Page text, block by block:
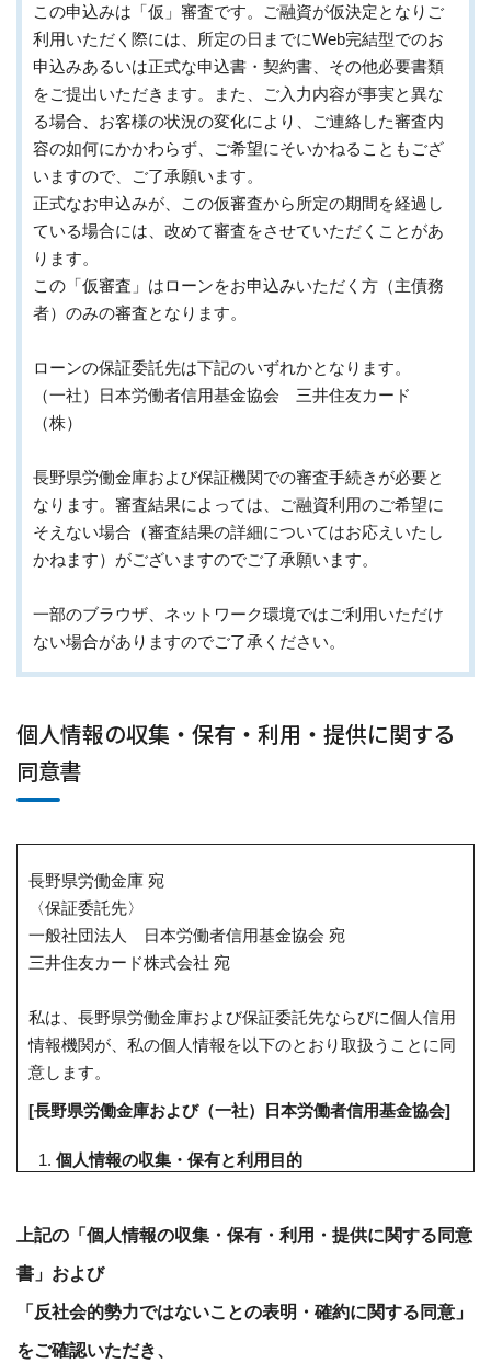
この申込みは「仮」審査です。ご融資が仮決定となりご
利用いただく際には、所定の日までにWeb完結型でのお
申込みあるいは正式な申込書・契約書、その他必要書類
をご提出いただきます。また、ご入力内容が事実と異な
る場合、お客様の状況の変化により、ご連絡した審査内
容の如何にかかわらず、ご希望にそいかねることもござ
いますので、ご了承願います。
正式なお申込みが、この仮審査から所定の期間を経過し
ている場合には、改めて審査をさせていただくことがあ
ります。
この「仮審査」はローンをお申込みいただく方（主債務
者）のみの審査となります。
ローンの保証委託先は下記のいずれかとなります。
（一社）日本労働者信用基金協会 三井住友カード
（株）
長野県労働金庫および保証機関での審査手続きが必要と
なります。審査結果によっては、ご融資利用のご希望に
そえない場合（審査結果の詳細についてはお応えいたし
かねます）がございますのでご了承願います。
一部のブラウザ、ネットワーク環境ではご利用いただけ
ない場合がありますのでご了承ください。
個人情報の収集・保有・利用・提供に関する
同意書
長野県労働金庫 宛
〈保証委託先〉
一般社団法人 日本労働者信用基金協会 宛
三井住友カード株式会社 宛
私は、長野県労働金庫および保証委託先ならびに個人信用
情報機関が、私の個人情報を以下のとおり取扱うことに同
意します。
[長野県労働金庫および（一社）日本労働者信用基金協会]
個人情報の収集・保有と利用目的
措置を講じて1.(4)のお客さまの個人情報を収集・保
①各種金融商品の口座開設等、金融商品やサービス
の申込の受付のため
上記の「個人情報の収集・保有・利用・提供に関する同意
書」および
「反社会的勢力ではないことの表明・確約に関する同意」
をご確認いただき、